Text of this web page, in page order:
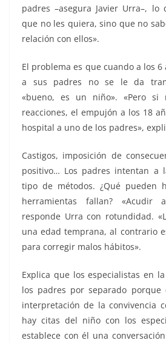
padres –asegura Javier Urra–,
que no les quiera, sino que no
relación con ellos».
El problema es que cuando a los
a sus padres no se le da
«bueno, es un niño». «Pero si
reacciones, el empujón a los 18
hospital a uno de los padres»,
Castigos, imposición de
positivo… Los padres intentan a
tipo de métodos. ¿Qué pueden
herramientas fallan? «Acudir
responde Urra con rotundidad.
una edad temprana, al contrario
para corregir malos hábitos».
Explica que los especialistas en
los padres por separado
interpretación de la convivencia
hay citas del niño con los
establece con él una